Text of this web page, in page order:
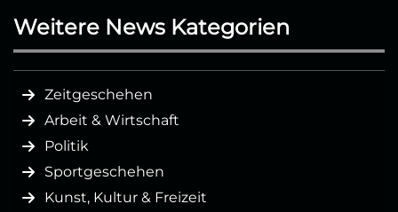
Weitere News Kategorien
Zeitgeschehen
Arbeit & Wirtschaft
Politik
Sportgeschehen
Kunst, Kultur & Freizeit